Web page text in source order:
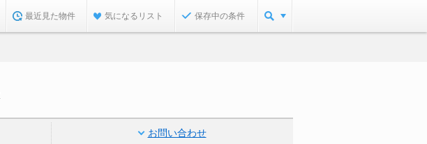
最近見た物件 気になるリスト 保存中の条件
お問い合わせ